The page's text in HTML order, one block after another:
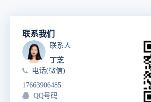
联系我们
联系人
丁芝
电话(微信)
17663906485
QQ号码